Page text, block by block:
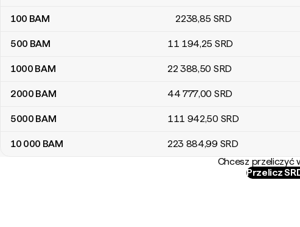
100 BAM 2238,85 SRD
500 BAM 11 194,25 SRD
1000 BAM 22 388,50 SRD
2000 BAM 44 777,00 SRD
5000 BAM 111 942,50 SRD
10 000 BAM 223 884,99 SRD
Chcesz przeliczyć
Przelicz